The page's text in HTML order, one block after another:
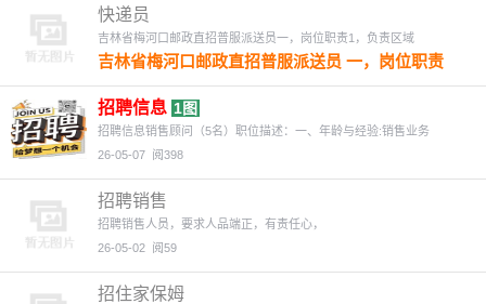
快递员
吉林省梅河口邮政直招普服派送员一，岗位职责1，负责区域
吉林省梅河口邮政直招普服派送员 一，岗位职责
1，负责区域范围内报纸。杂志。信函类收派工
作。确保及时送达 2，区域范围：梅河口全市就近
分配 3，维护客户关系，处理邮件交接中基本问题
4，遵守安全操作规范，保障快件在途安全。及自
作认真负责，服务意志强 三，综合薪资 1，月综合
薪资2500-3000元左右➕提成 四，福利待遇 1， 缴
纳五险 五，工作时间 1，早8:30，送完下班(14.30
左右) 联系人：邓先生 联系电话：18658563976
招聘信息 1图
招聘信息销售顾问（5名）职位描述：一、年龄与经验:销售业务
26-05-07 阅398
招聘销售
招聘销售人员，要求人品端正，有责任心，
26-05-02 阅59
招住家保姆